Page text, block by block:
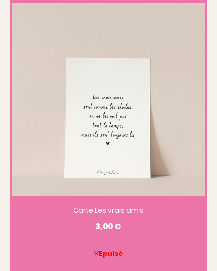
Carte Les vrais amis
3,00€
Epuisé